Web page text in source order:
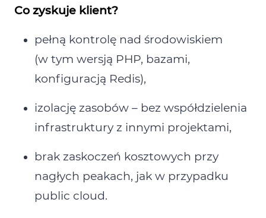
Co zyskuje klient?
pełną kontrolę nad środowiskiem
(w tym wersją PHP, bazami,
konfiguracją Redis),
izolację zasobów – bez współdzielenia
infrastruktury z innymi projektami,
brak zaskoczeń kosztowych przy
nagłych peakach, jak w przypadku
public cloud.